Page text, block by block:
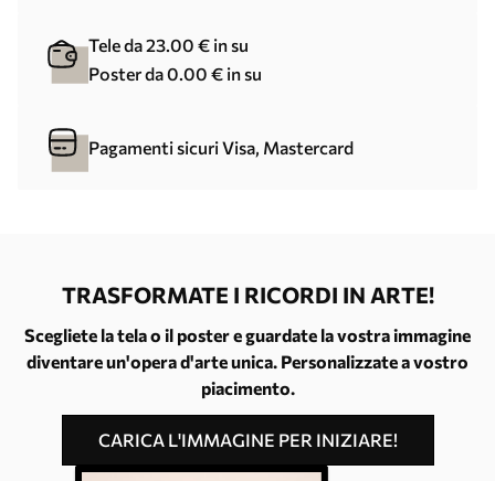
Tele da 23.00 € in su
Poster da 0.00 € in su
Pagamenti sicuri Visa, Mastercard
TRASFORMATE I RICORDI IN ARTE!
Scegliete la tela o il poster e guardate la vostra immagine
diventare un'opera d'arte unica. Personalizzate a vostro
piacimento.
CARICA L'IMMAGINE PER INIZIARE!